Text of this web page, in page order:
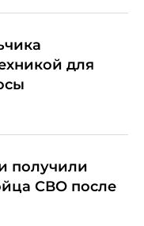
для
получили
СВО после